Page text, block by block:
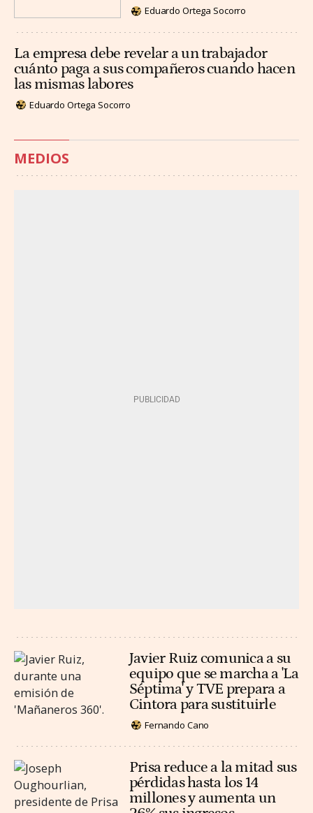
Eduardo Ortega Socorro
La empresa debe revelar a un trabajador
cuánto paga a sus compañeros cuando hacen
las mismas labores
Eduardo Ortega Socorro
MEDIOS
Javier Ruiz comunica a su
equipo que se marcha a 'La
Séptima' y TVE prepara a
Cintora para sustituirle
Fernando Cano
Prisa reduce a la mitad sus
pérdidas hasta los 14
millones y aumenta un